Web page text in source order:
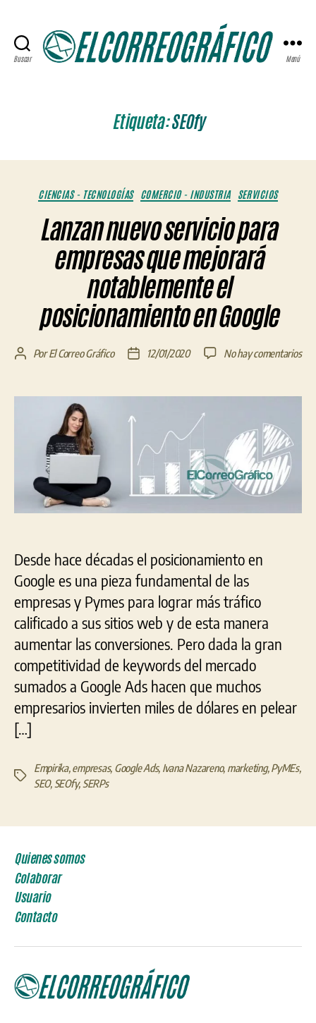
Buscar Menú
Etiqueta:SEOfy
Categorías
CIENCIAS - TECNOLOGÍAS COMERCIO - INDUSTRIA SERVICIOS
Lanzan nuevo servicio para
empresas que mejorará
notablemente el
posicionamiento en Google
Autor
entrada
PorEl Correo Gráfico
Fecha
entrada
12/01/2020 No hay comentariosen
Desde hace décadas el posicionamiento en
Google es una pieza fundamental de las
empresas y Pymes para lograr más tráfico
calificado a sus sitios web y de esta manera
aumentar las conversiones. Pero dada la gran
competitividad de keywords del mercado
sumados a Google Ads hacen que muchos
empresarios invierten miles de dólares en pelear
[…]
Etiquetas
Empirika,empresas, Google Ads, Ivana Nazareno, marketing,PyMEs,
SEO, SEOfy, SERPs
Quienes somos
Colaborar
Usuario
Contacto